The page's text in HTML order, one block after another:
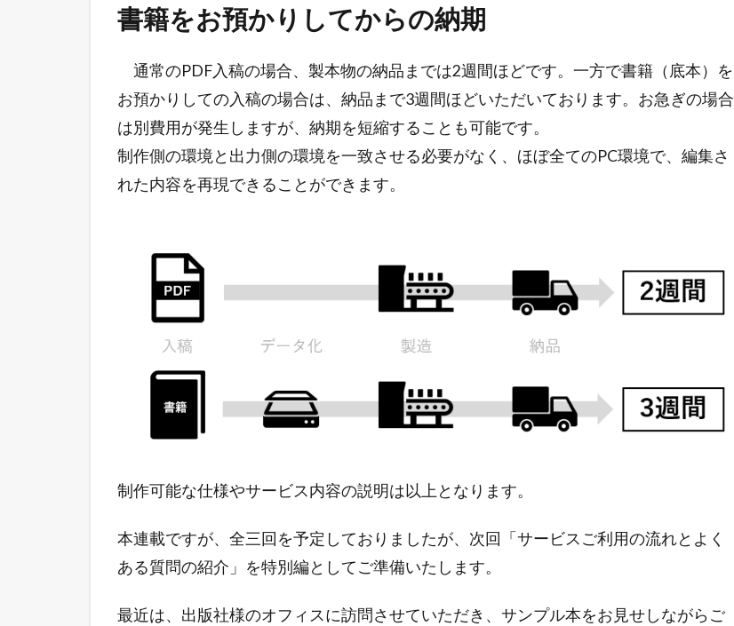
書籍をお預かりしてからの納期
通常のPDF入稿の場合、製本物の納品までは2週間ほどです。一方で書籍（底本）を
お預かりしての入稿の場合は、納品まで3週間ほどいただいております。お急ぎの場合
は別費用が発生しますが、納期を短縮することも可能です。
制作側の環境と出力側の環境を一致させる必要がなく、ほぼ全てのPC環境で、編集さ
れた内容を再現できることができます。
制作可能な仕様やサービス内容の説明は以上となります。
本連載ですが、全三回を予定しておりましたが、次回「サービスご利用の流れとよく
ある質問の紹介」を特別編としてご準備いたします。
最近は、出版社様のオフィスに訪問させていただき、サンプル本をお見せしながらご